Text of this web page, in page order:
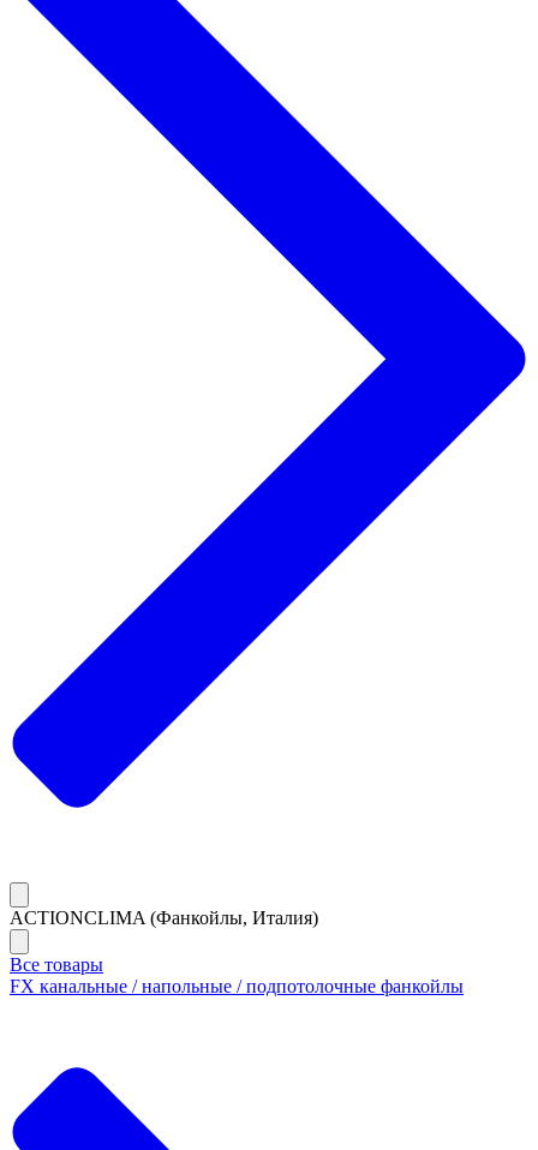
ACTIONCLIMA (Фанкойлы, Италия)
Все товары
FX канальные / напольные / подпотолочные фанкойлы